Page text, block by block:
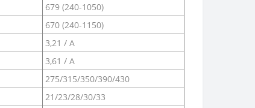
679 (240-1050)
670 (240-1150)
3,21 / A
3,61 / A
275/315/350/390/430
21/23/28/30/33